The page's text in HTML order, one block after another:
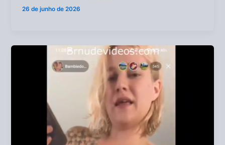
26 de junho de 2026